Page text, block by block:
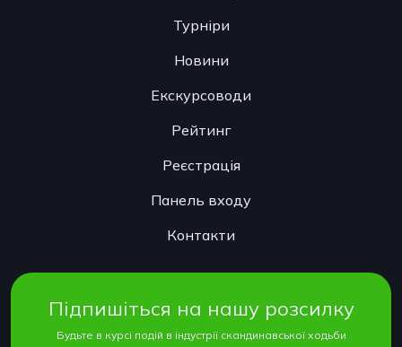
Турніри
Новини
Екскурсоводи
Рейтинг
Реєстрація
Панель входу
Контакти
Підпишіться на нашу розсилку
Будьте в курсі подій в індустрії скандинавської ходьби